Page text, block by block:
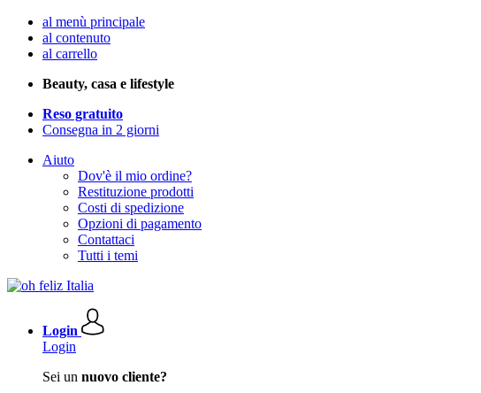
al menù principale
al contenuto
al carrello
Beauty, casa e lifestyle
Reso gratuito
Consegna in 2 giorni
Aiuto
Dov'è il mio ordine?
Restituzione prodotti
Costi di spedizione
Opzioni di pagamento
Contattaci
Tutti i temi
Login
Login
Sei un nuovo cliente?